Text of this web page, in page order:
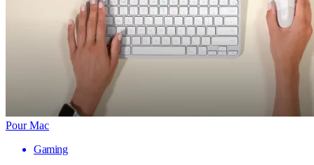
Pour Mac
Gaming